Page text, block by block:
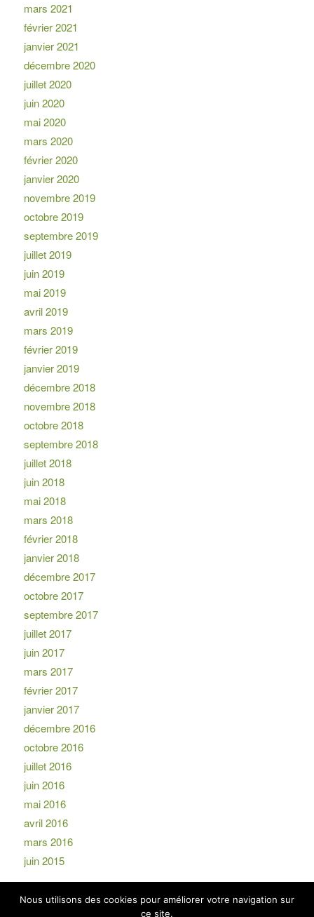
mars 2021
février 2021
janvier 2021
décembre 2020
juillet 2020
juin 2020
mai 2020
mars 2020
février 2020
janvier 2020
novembre 2019
octobre 2019
septembre 2019
juillet 2019
juin 2019
mai 2019
avril 2019
mars 2019
février 2019
janvier 2019
décembre 2018
novembre 2018
octobre 2018
septembre 2018
juillet 2018
juin 2018
mai 2018
mars 2018
février 2018
janvier 2018
décembre 2017
octobre 2017
septembre 2017
juillet 2017
juin 2017
mars 2017
février 2017
janvier 2017
décembre 2016
octobre 2016
juillet 2016
juin 2016
mai 2016
avril 2016
mars 2016
juin 2015
Nous utilisons des cookies pour améliorer votre navigation sur
ce site.